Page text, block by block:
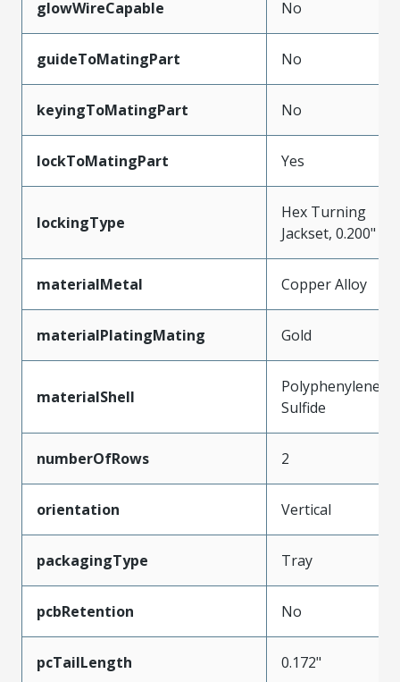
glowWireCapable No
guideToMatingPart No
keyingToMatingPart No
lockToMatingPart Yes
lockingType
Hex Turning
Jackset, 0.200"
materialMetal Copper Alloy
materialPlatingMating Gold
materialShell
Polyphenylene
Sulfide
numberOfRows 2
orientation Vertical
packagingType Tray
pcbRetention No
pcTailLength 0.172"